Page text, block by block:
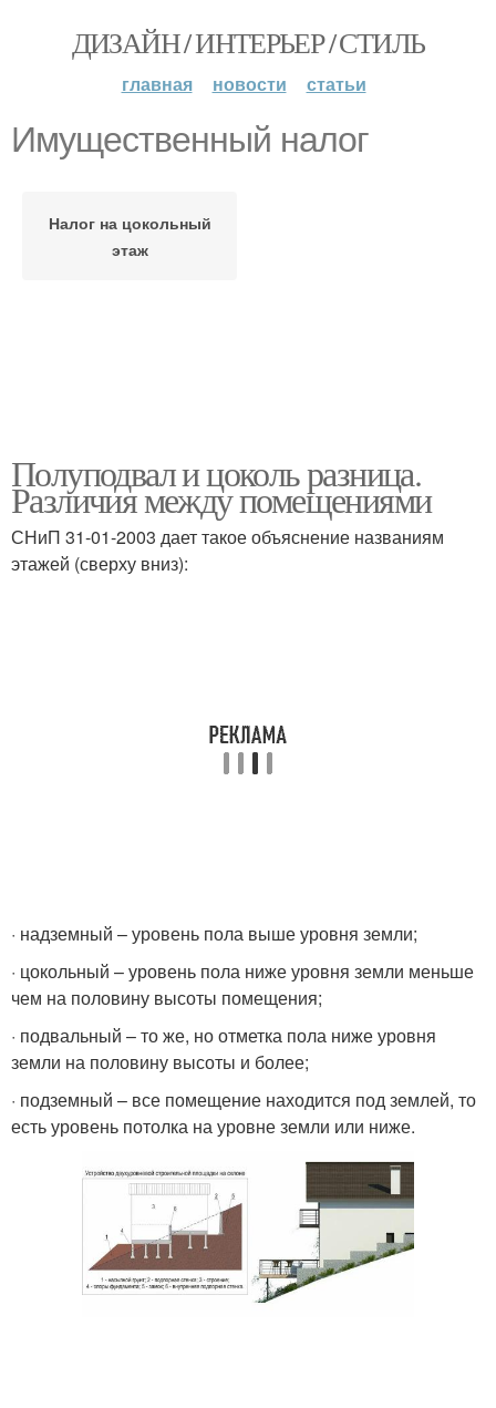
ДИЗАЙН / ИНТЕРЬЕР / СТИЛЬ
главная новости статьи
Имущественный налог
Налог на цокольный
этаж
Полуподвал и цоколь разница.
Различия между помещениями
СНиП 31-01-2003 дает такое объяснение названиям
этажей (сверху вниз):
· надземный – уровень пола выше уровня земли;
· цокольный – уровень пола ниже уровня земли меньше
чем на половину высоты помещения;
· подвальный – то же, но отметка пола ниже уровня
земли на половину высоты и более;
· подземный – все помещение находится под землей, то
есть уровень потолка на уровне земли или ниже.